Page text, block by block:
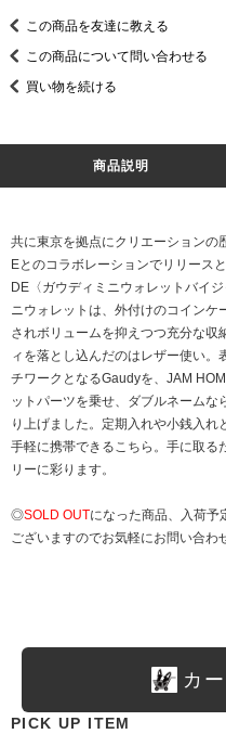
この商品を友達に教える
この商品について問い合わせる
買い物を続ける
商品説明
共に東京を拠点にクリエーションの
Eとのコラボレーションでリリース
DE〈ガウディミニウォレットバイ
ニウォレットは、外付けのコイン
されボリュームを抑えつつ充分な収
ィを落とし込んだのはレザー使い
チワークとなるGaudyを、JAM
ットパーツを乗せ、ダブルネーム
り上げました。定期入れや小銭入れ
手軽に携帯できるこちら。手に取る
リーに彩ります。
◎SOLD OUTになった商品、入荷予
ございますのでお気軽にお問い合わ
カ
PICK UP ITEM